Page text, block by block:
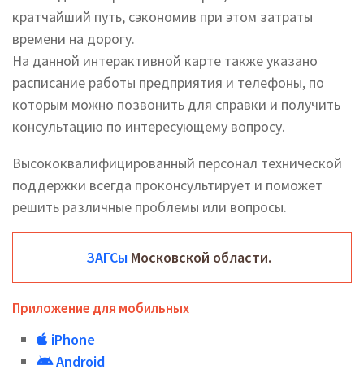
кратчайший путь, сэкономив при этом затраты
времени на дорогу.
На данной интерактивной карте также указано
расписание работы предприятия и телефоны, по
которым можно позвонить для справки и получить
консультацию по интересующему вопросу.
Высококвалифицированный персонал технической
поддержки всегда проконсультирует и поможет
решить различные проблемы или вопросы.
ЗАГСы Московской области.
Приложение для мобильных
iPhone
Android